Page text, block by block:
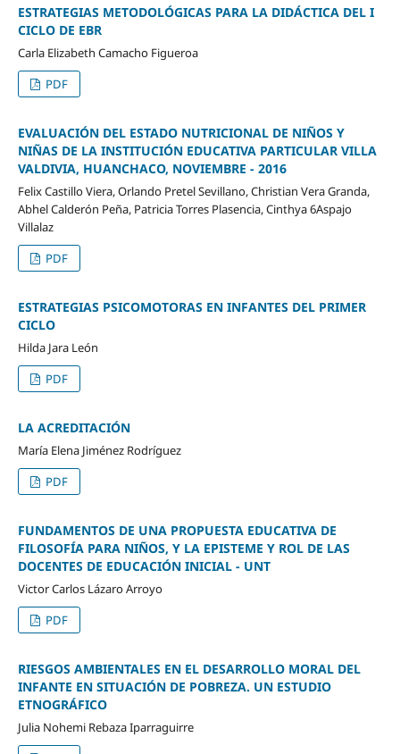
ESTRATEGIAS METODOLÓGICAS PARA LA DIDÁCTICA DEL I
CICLO DE EBR
Carla Elizabeth Camacho Figueroa
PDF
EVALUACIÓN DEL ESTADO NUTRICIONAL DE NIÑOS Y
NIÑAS DE LA INSTITUCIÓN EDUCATIVA PARTICULAR VILLA
VALDIVIA, HUANCHACO, NOVIEMBRE - 2016
Felix Castillo Viera, Orlando Pretel Sevillano, Christian Vera Granda,
Abhel Calderón Peña, Patricia Torres Plasencia, Cinthya 6Aspajo
Villalaz
PDF
ESTRATEGIAS PSICOMOTORAS EN INFANTES DEL PRIMER
CICLO
Hilda Jara León
PDF
LA ACREDITACIÓN
María Elena Jiménez Rodríguez
PDF
FUNDAMENTOS DE UNA PROPUESTA EDUCATIVA DE
FILOSOFÍA PARA NIÑOS, Y LA EPISTEME Y ROL DE LAS
DOCENTES DE EDUCACIÓN INICIAL - UNT
Victor Carlos Lázaro Arroyo
PDF
RIESGOS AMBIENTALES EN EL DESARROLLO MORAL DEL
INFANTE EN SITUACIÓN DE POBREZA. UN ESTUDIO
ETNOGRÁFICO
Julia Nohemi Rebaza Iparraguirre